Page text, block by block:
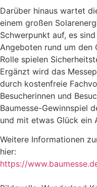
Darüber hinaus wartet
einem großen
Schwerpunkt auf, es
Angeboten rund um
Rolle spielen
Ergänzt wird das
durch kostenfreie
Besucherinnen und
Baumesse-Gewinnspiel
und mit etwas Glück ein
Weitere Informationen
hier:
https://